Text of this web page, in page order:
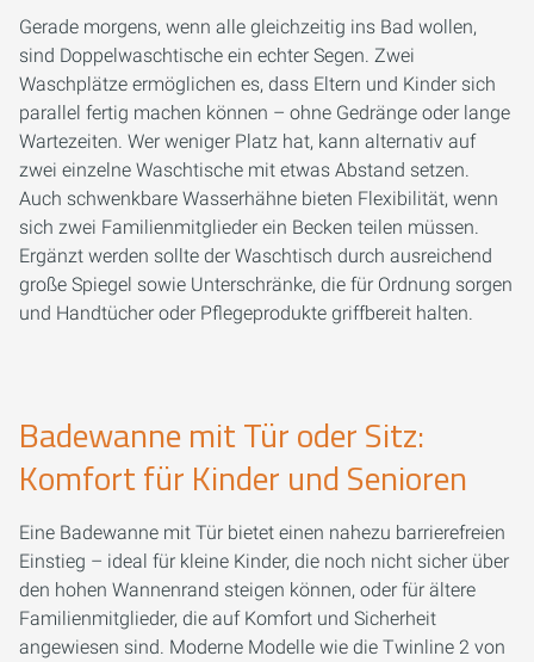
Gerade morgens, wenn alle gleichzeitig ins Bad wollen,
sind Doppelwaschtische ein echter Segen. Zwei
Waschplätze ermöglichen es, dass Eltern und Kinder sich
parallel fertig machen können – ohne Gedränge oder lange
Wartezeiten. Wer weniger Platz hat, kann alternativ auf
zwei einzelne Waschtische mit etwas Abstand setzen.
Auch schwenkbare Wasserhähne bieten Flexibilität, wenn
sich zwei Familienmitglieder ein Becken teilen müssen.
Ergänzt werden sollte der Waschtisch durch ausreichend
große Spiegel sowie Unterschränke, die für Ordnung sorgen
und Handtücher oder Pflegeprodukte griffbereit halten.
Badewanne mit Tür oder Sitz:
Komfort für Kinder und Senioren
Eine Badewanne mit Tür bietet einen nahezu barrierefreien
Einstieg – ideal für kleine Kinder, die noch nicht sicher über
den hohen Wannenrand steigen können, oder für ältere
Familienmitglieder, die auf Komfort und Sicherheit
angewiesen sind. Moderne Modelle wie die Twinline 2 von